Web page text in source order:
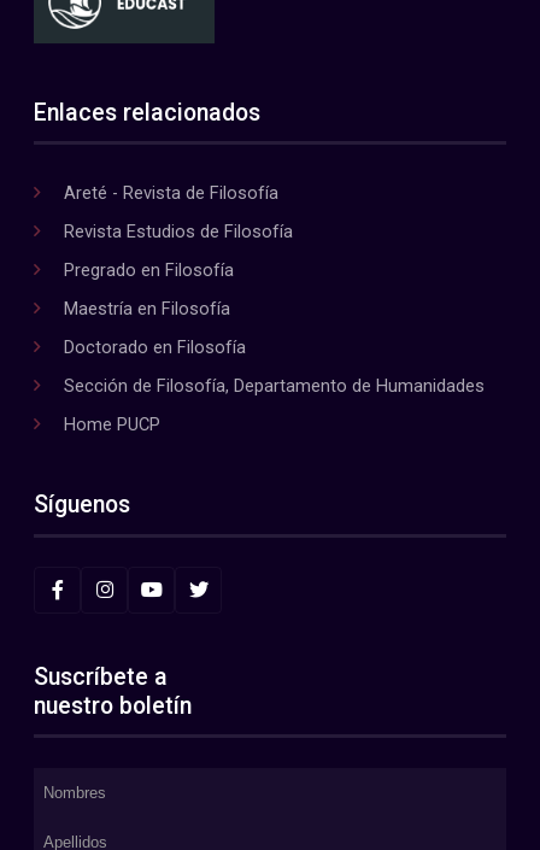
Enlaces relacionados
Areté - Revista de Filosofía
Revista Estudios de Filosofía
Pregrado en Filosofía
Maestría en Filosofía
Doctorado en Filosofía
Sección de Filosofía, Departamento de Humanidades
Home PUCP
Síguenos
Suscríbete a
nuestro boletín